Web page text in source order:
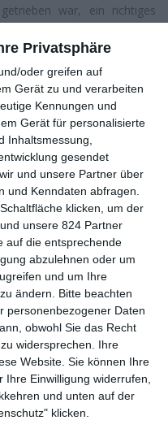
Privatsphäre
oder greifen auf
Gerät zu und verarbeiten
Kennungen und
Gerät für personalisierte
Inhaltsmessung,
gesendet
und unsere Partner über
und Kenndaten abfragen.
klicken, um der
unsere 824 Partner
auf die entsprechende
abzulehnen oder um
und um Ihre
ändern. Bitte beachten
personenbezogener Daten
obwohl Sie das Recht
widersprechen. Ihre
Website. Sie können Ihre
Ihre Einwilligung widerrufen,
und unten auf der
klicken.
war, ein richtiges
überhaupt die richtigen
bereit, ihren Drang nach
darauf, dass Helfen Spaß
Auf der Suche danach, wo
ihr Zuhause und sogar ihre
herausfinden wo ihr
im ersten Film liebenswert
ist neugierig auf die Welt,
direkt und offen im Kontakt
noch darauf, dass ihre
neben den bekannten
kennen. Wie
sozusagen die verdrängte
wurde. Die
lehnen sie ab, weil sie
Menschen zu helfen nur
Kosten der Menschen. Die